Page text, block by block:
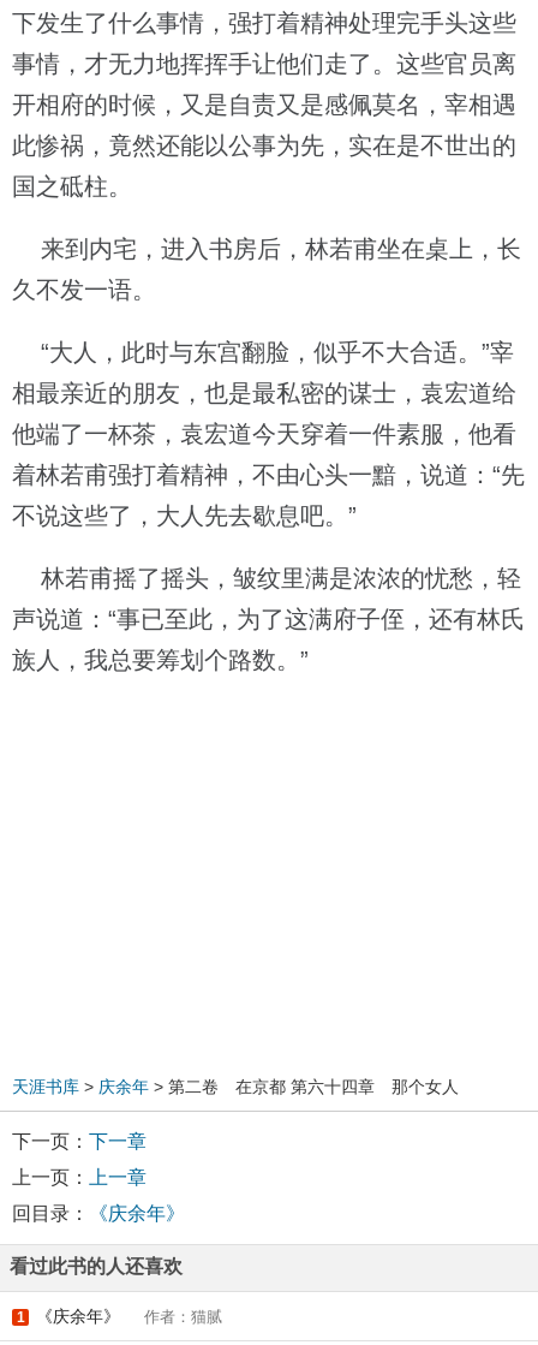
下发生了什么事情，强打着精神处理完手头这些
事情，才无力地挥挥手让他们走了。这些官员离
开相府的时候，又是自责又是感佩莫名，宰相遇
此惨祸，竟然还能以公事为先，实在是不世出的
国之砥柱。
来到内宅，进入书房后，林若甫坐在桌上，长
久不发一语。
“大人，此时与东宫翻脸，似乎不大合适。”宰
相最亲近的朋友，也是最私密的谋士，袁宏道给
他端了一杯茶，袁宏道今天穿着一件素服，他看
着林若甫强打着精神，不由心头一黯，说道：“先
不说这些了，大人先去歇息吧。”
林若甫摇了摇头，皱纹里满是浓浓的忧愁，轻
声说道：“事已至此，为了这满府子侄，还有林氏
族人，我总要筹划个路数。”
天涯书库 > 庆余年 > 第二卷 在京都 第六十四章 那个女人
下一页： 下一章
上一页：
上一章
回目录：
《庆余年》
看过此书的人还喜欢
1 《庆余年》 作者：猫腻